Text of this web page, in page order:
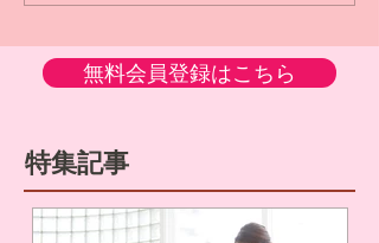
無料会員登録はこちら
特集記事